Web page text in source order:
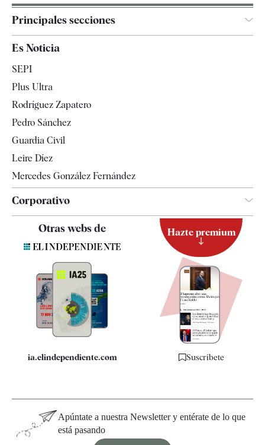
Principales secciones
Televisión
Es Noticia
SEPI
Plus Ultra
Rodríguez Zapatero
Pedro Sánchez
Guardia Civil
Leire Díez
Mercedes González Fernández
Corporativo
Quiénes somos
Especificaciones
Otras webs de
ia.elindependiente.com
Hazte premium
Suscríbete
Apúntate a nuestra Newsletter y entérate de lo que
está pasando